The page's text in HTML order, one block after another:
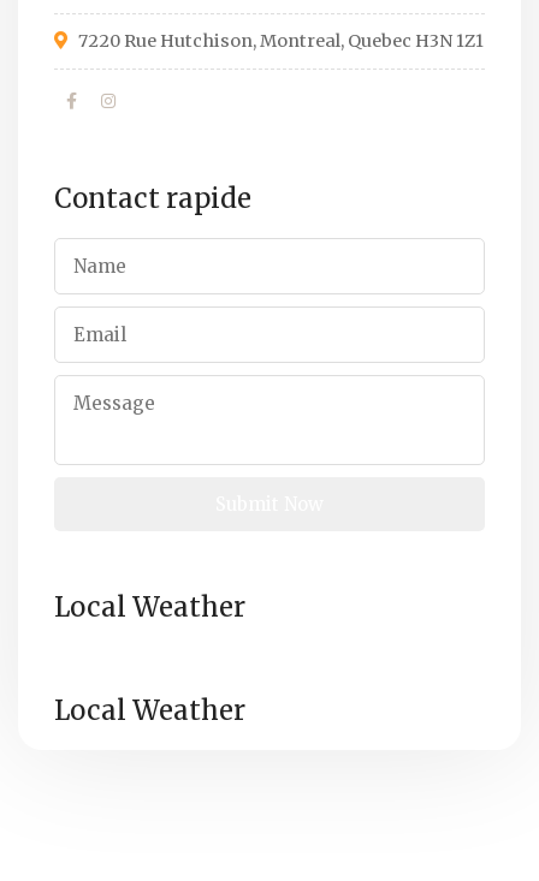
7220 Rue Hutchison, Montreal, Quebec H3N 1Z1
Contact rapide
Local Weather
Local Weather